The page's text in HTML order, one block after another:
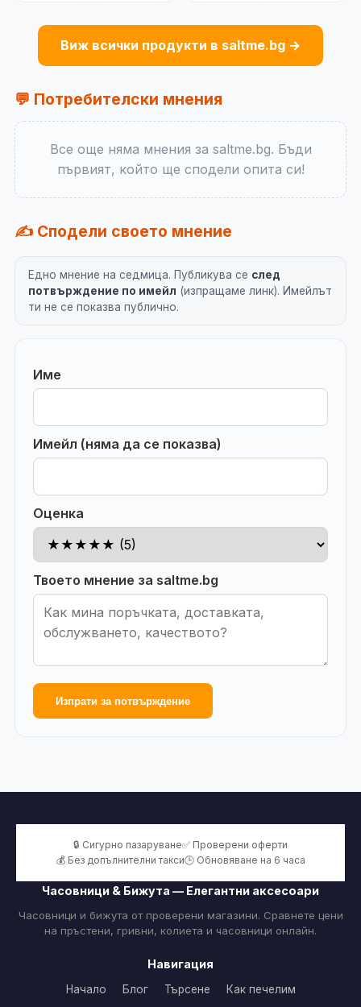
Виж всички продукти в saltme.bg →
💬 Потребителски мнения
Все още няма мнения за saltme.bg. Бъди
първият, който ще сподели опита си!
✍️ Сподели своето мнение
Едно мнение на седмица. Публикува се след
потвърждение по имейл (изпращаме линк). Имейлът
ти не се показва публично.
Име
Имейл (няма да се показва)
Оценка
Твоето мнение за saltme.bg
Изпрати за потвърждение
🔒 Сигурно пазаруване✅ Проверени оферти
💰 Без допълнителни такси🕒 Обновяване на 6 часа
Часовници & Бижута — Елегантни аксесоари
Часовници и бижута от проверени магазини. Сравнете цени
на пръстени, гривни, колиета и часовници онлайн.
Навигация
Начало Блог Търсене Как печелим